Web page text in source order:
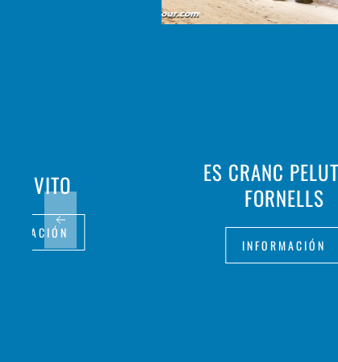
ES CRANC
FORNELLS
INFORMACIÓN